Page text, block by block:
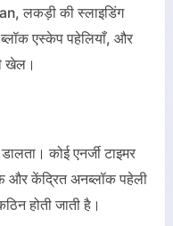
लकड़ी की स्लाइडिंग
एस्केप पहेलियाँ, और
खेल।
कोई एनर्जी टाइमर
और केंद्रित अनब्लॉक पहेली
होती जाती है।